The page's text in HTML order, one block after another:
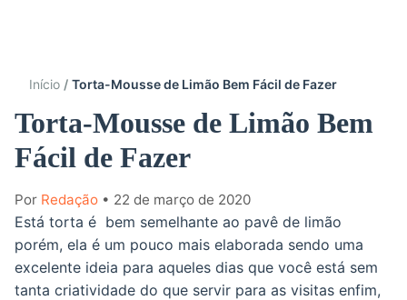
Início Torta-Mousse de Limão Bem Fácil de Fazer
Torta-Mousse de Limão Bem
Fácil de Fazer
Por Redação • 22 de março de 2020
Está torta é bem semelhante ao pavê de limão
porém, ela é um pouco mais elaborada sendo uma
excelente ideia para aqueles dias que você está sem
tanta criatividade do que servir para as visitas enfim,